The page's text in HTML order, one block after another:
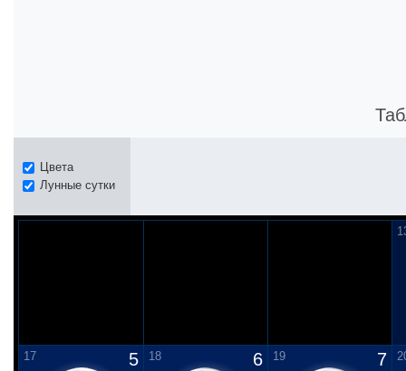
Цвета
Лунные сутки
5
17 6
18 7
19